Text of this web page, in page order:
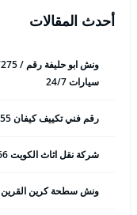
أحدث المقالات
سيارات 24/7
رقم فني تكييف كيفان 98025055 فني تكييف مركزي 24 ساعة
شركة نقل اثاث الكويت 50993766 هاف لوري وانيت نقل عفش
ونش سطحة كرين القرين 65557275 ونش سحب وانقاذ سيارات